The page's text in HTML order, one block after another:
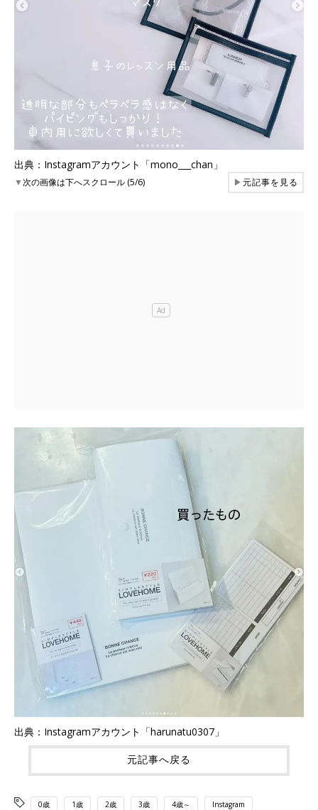
出典：Instagramアカウント「mono___chan」
▼次の画像は下へスクロール (5/6) ▶元記事を見る
出典：Instagramアカウント「harunatu0307」
元記事へ戻る
0歳 1歳 2歳 3歳 4歳～ Instagram